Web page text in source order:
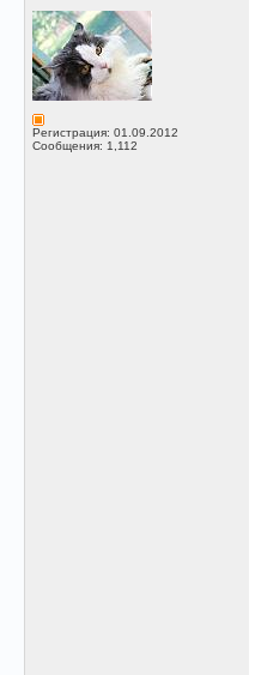
Регистрация: 01.09.2012
Сообщения: 1,112